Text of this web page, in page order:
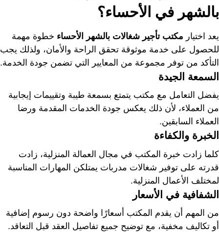
بالشهر في الأحساء؟
يعد اختيار مكتب تأجير شغالات بالشهر الأحساء خطوة مهمة
للحصول على خدمة موثوقة تحقق الراحة والأمان، ولذلك يجب
التأكد من توفر مجموعة من المعايير التي تضمن جودة الخدمة.
السمعة الجيدة
يفضل التعامل مع مكتب يتمتع بسمعة طيبة وتقييمات إيجابية
من العملاء، لأن ذلك يعكس جودة الخدمات المقدمة ورضا
العملاء السابقين.
الخبرة والكفاءة
كلما زادت خبرة المكتب في مجال العمالة المنزلية، زادت
قدرته على توفير شغالات مدربات يمتلكن المهارات المناسبة
لمختلف الأعمال المنزلية.
الشفافية في الأسعار
من المهم أن يقدم المكتب أسعارًا واضحة دون رسوم إضافية
أو تكاليف مخفية، مع توضيح جميع تفاصيل العقد قبل التعاقد.